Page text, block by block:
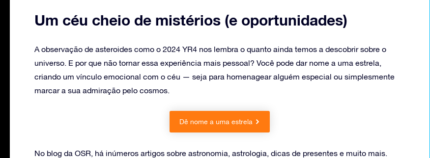
Um céu cheio de mistérios (e oportunidades)
A observação de asteroides como o 2024 YR4 nos lembra o quanto ainda temos a descobrir sobre o
universo. E por que não tornar essa experiência mais pessoal? Você pode dar nome a uma estrela,
criando um vínculo emocional com o céu — seja para homenagear alguém especial ou simplesmente
marcar a sua admiração pelo cosmos.
Dê nome a uma estrela
No blog da OSR, há inúmeros artigos sobre astronomia, astrologia, dicas de presentes e muito mais.